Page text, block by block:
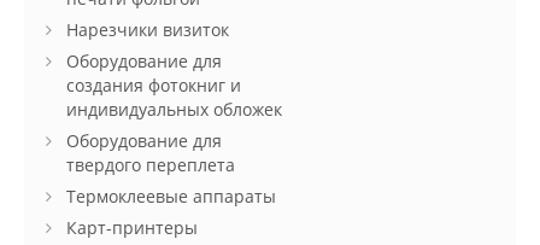
Нарезчики визиток
Оборудование для
создания фотокниг и
индивидуальных обложек
Оборудование для
твердого переплета
Термоклеевые аппараты
Карт-принтеры